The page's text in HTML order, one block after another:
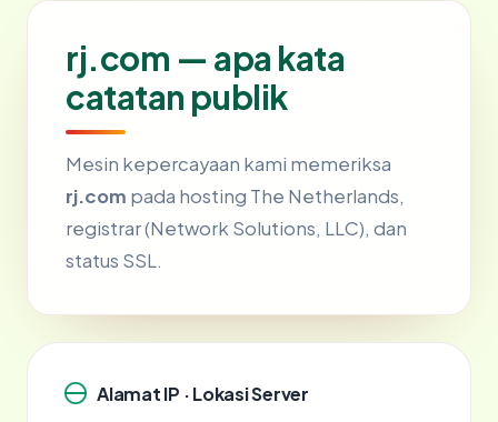
rj.com — apa kata
catatan publik
Mesin kepercayaan kami memeriksa
rj.com pada hosting The Netherlands,
registrar (Network Solutions, LLC), dan
status SSL.
Alamat IP · Lokasi Server